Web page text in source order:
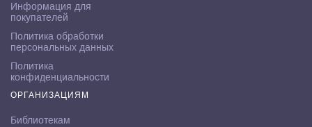
Информация для
покупателей
Политика обработки
персональных данных
Политика
конфиденциальности
ОРГАНИЗАЦИЯМ
Библиотекам